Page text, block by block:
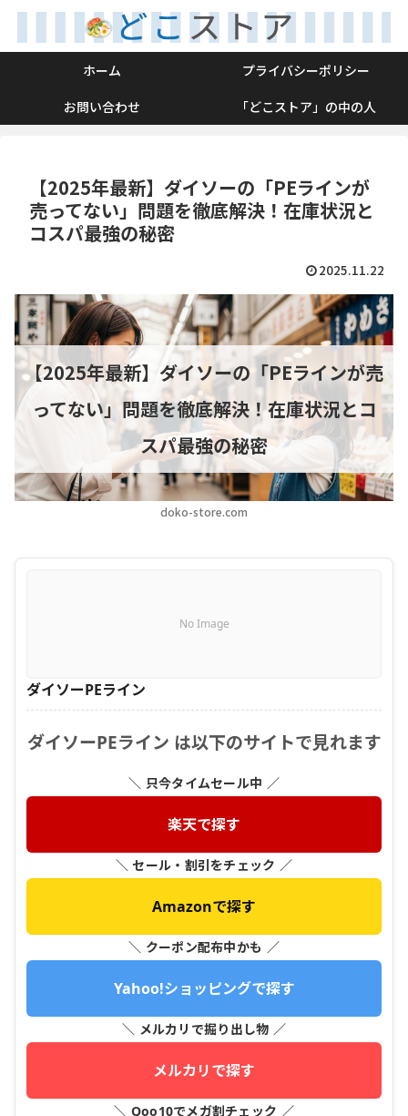
ホーム
プライバシーポリシー
お問い合わせ
「どこストア」の中の人
【2025年最新】ダイソーの「PEラインが
売ってない」問題を徹底解決！在庫状況と
コスパ最強の秘密
2025.11.22
doko-store.com
【2025年最新】ダイソーの「PEラインが売
ってない」問題を徹底解決！在庫状況とコ
スパ最強の秘密
No Image
ダイソーPEライン
ダイソーPEライン は以下のサイトで見れます
＼ 只今タイムセール中 ／
楽天で探す
＼ セール・割引をチェック ／
Amazonで探す
＼ クーポン配布中かも ／
Yahoo!ショッピングで探す
＼ メルカリで掘り出し物 ／
メルカリで探す
＼ Qoo10でメガ割チェック ／